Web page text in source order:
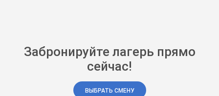
Забронируйте лагерь прямо
сейчас!
ВЫБРАТЬ СМЕНУ